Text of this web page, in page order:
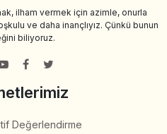
ilham vermek için azimle, onurla
ve daha inançlıyız. Çünkü bunun
biliyoruz.
Değerlendirme